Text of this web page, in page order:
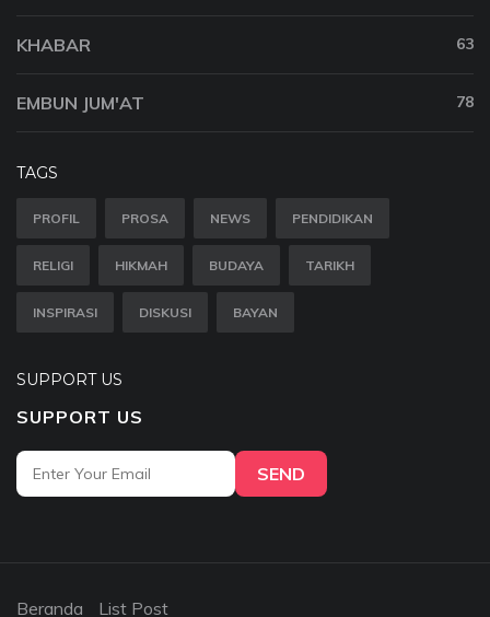
KHABAR 63
EMBUN JUM'AT 78
TAGS
PROFIL PROSA NEWS PENDIDIKAN
RELIGI HIKMAH BUDAYA TARIKH
INSPIRASI DISKUSI BAYAN
SUPPORT US
SUPPORT US
SEND
Beranda List Post